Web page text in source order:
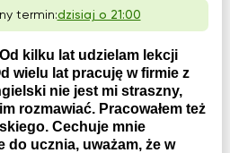
termin:dzisiaj o 21:00
kilku lat udzielam lekcji
wielu lat pracuję w firmie z
nie jest mi straszny,
rozmawiać. Pracowałem też
Cechuje mnie
do ucznia, uważam, że w